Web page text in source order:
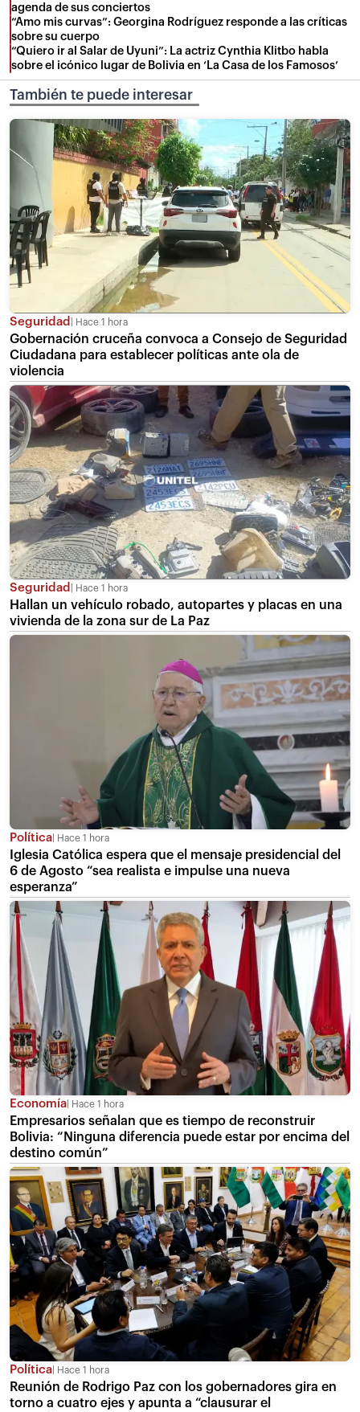
agenda de sus conciertos
“Amo mis curvas”: Georgina Rodríguez responde a las críticas
sobre su cuerpo
“Quiero ir al Salar de Uyuni”: La actriz Cynthia Klitbo habla
sobre el icónico lugar de Bolivia en ‘La Casa de los Famosos’
También te puede interesar
Seguridad Hace 1 hora
Gobernación cruceña convoca a Consejo de Seguridad
Ciudadana para establecer políticas ante ola de
violencia
Seguridad Hace 1 hora
Hallan un vehículo robado, autopartes y placas en una
vivienda de la zona sur de La Paz
Política Hace 1 hora
Iglesia Católica espera que el mensaje presidencial del
6 de Agosto “sea realista e impulse una nueva
esperanza”
Economía Hace 1 hora
Empresarios señalan que es tiempo de reconstruir
Bolivia: “Ninguna diferencia puede estar por encima del
destino común”
Política Hace 1 hora
Reunión de Rodrigo Paz con los gobernadores gira en
torno a cuatro ejes y apunta a “clausurar el